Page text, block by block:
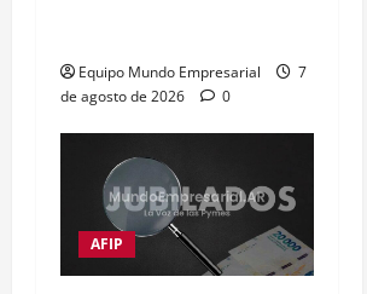
Equipo Mundo Empresarial
7
de agosto de 2026
0
AFIP